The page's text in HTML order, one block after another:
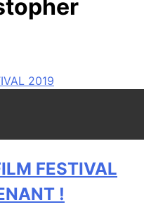
FESTIVAL
!